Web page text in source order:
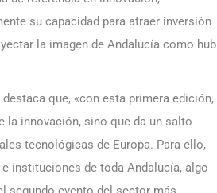
su capacidad para atraer inversión
la imagen de Andalucía como hub
que, «con esta primera edición,
la innovación, sino que da un salto
tecnológicas de Europa. Para ello,
instituciones de toda Andalucía, algo